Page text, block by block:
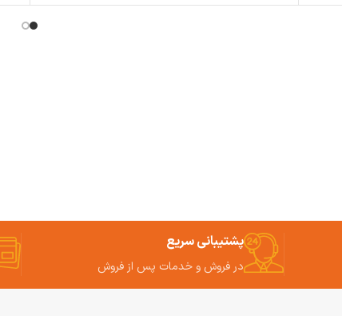
پشتیبانی سریع
در فروش و خدمات پس از فروش